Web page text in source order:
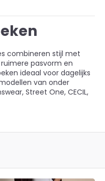
combineren stijl met
pasvorm en
ideaal voor dagelijks
van onder
Street One, CECIL,